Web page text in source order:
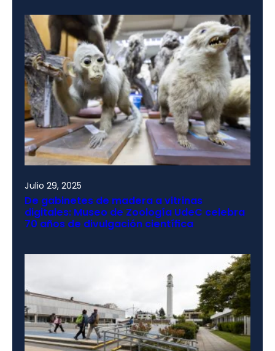
Julio 29, 2025
De gabinetes de madera a vitrinas
digitales: Museo de Zoología UdeC celebra
70 años de divulgación científica